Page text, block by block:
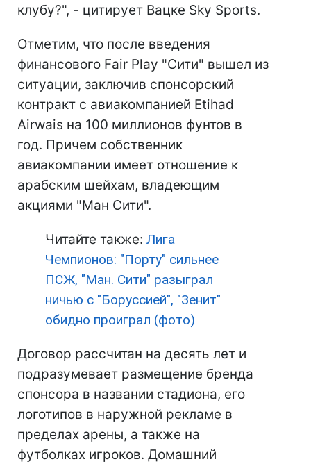
клубу?", - цитирует Вацке Sky Sports.
Отметим, что после введения
финансового Fair Play "Сити" вышел из
ситуации, заключив спонсорский
контракт с авиакомпанией Etihad
Airwais на 100 миллионов фунтов в
год. Причем собственник
авиакомпании имеет отношение к
арабским шейхам, владеющим
акциями "Ман Сити".
Читайте также: Лига
Чемпионов: "Порту" сильнее
ПСЖ, "Ман. Сити" разыграл
ничью с "Боруссией", "Зенит"
обидно проиграл (фото)
Договор рассчитан на десять лет и
подразумевает размещение бренда
спонсора в названии стадиона, его
логотипов в наружной рекламе в
пределах арены, а также на
футболках игроков. Домашний